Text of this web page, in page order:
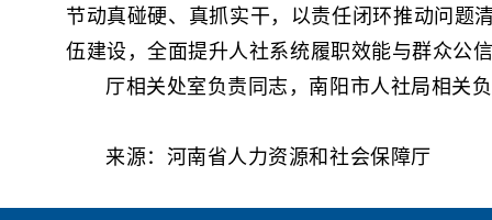
节动真碰硬、真抓实干，以责任闭环推动问题
伍建设，全面提升人社系统履职效能与群众公
厅相关处室负责同志，南阳市人社局相关
来源：河南省人力资源和社会保障厅